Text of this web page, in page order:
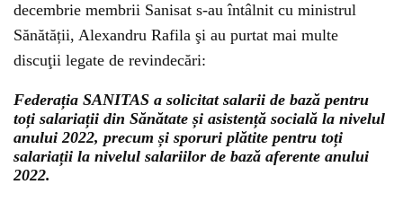
decembrie membrii Sanisat s-au întâlnit cu ministrul
Sănătății, Alexandru Rafila şi au purtat mai multe
discuţii legate de revindecări:
Federația SANITAS a solicitat salarii de bază pentru
toți salariații din Sănătate și asistență socială la nivelul
anului 2022, precum și sporuri plătite pentru toți
salariații la nivelul salariilor de bază aferente anului
2022.